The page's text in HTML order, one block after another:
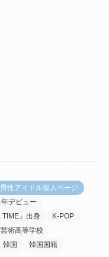
性アイドル個人ページ
デビュー
TIME』出身
K-POP
術高等学校
韓国
韓国国籍